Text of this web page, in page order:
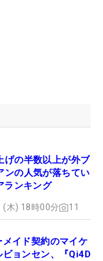
げの半数以上が外ブ
の人気が落ちてい
ランキング
(木) 18時00分 11
メイド契約のマイケ
ビョンセン、『Qi4D